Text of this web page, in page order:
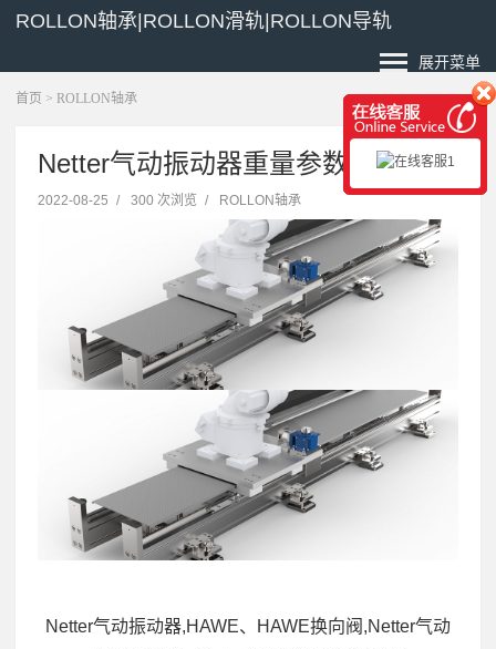
ROLLON轴承|ROLLON滑轨|ROLLON导轨
展开菜单
首页 > ROLLON轴承
Netter气动振动器重量参数
2022-08-25 / 300 次浏览 / ROLLON轴承
Netter气动振动器,HAWE、HAWE换向阀,Netter气动